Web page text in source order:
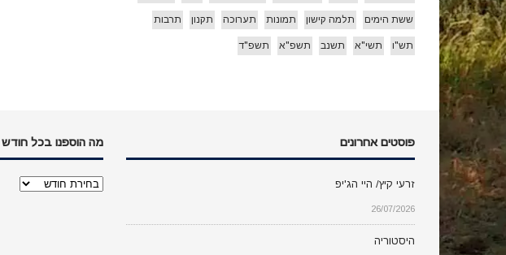
ששת הימים תלמה קישון תמונות תערוכה תקנון תרבות
תש"ו תשי"א תשנב תשפ"א תשפ"ד
פוסטים אחרונים
זרעי קיץ/ היי הג'יפ
26/07/2026
היסטוריה
מה הוספנו בכל חודש
מה